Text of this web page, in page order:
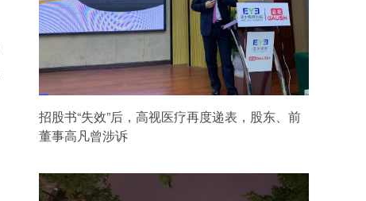
招股书“失效”后，高视医疗再度递表，股东、前
董事高凡曾涉诉